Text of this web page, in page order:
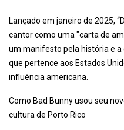
Lançado em janeiro de 2025,
cantor como uma "carta de
um manifesto pela história e
que pertence aos Estados
influência americana.
Como Bad Bunny usou seu
cultura de Porto Rico